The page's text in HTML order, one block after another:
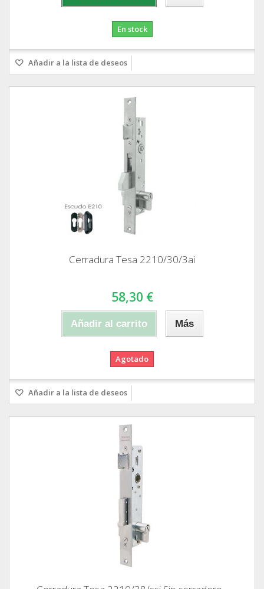
En stock
Añadir a la lista de deseos
Cerradura Tesa 2210/30/3ai
58,30 €
Añadir al carrito Más
Agotado
Añadir a la lista de deseos